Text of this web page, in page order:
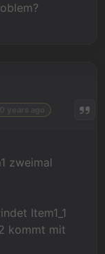
zweimal
Item1_1
kommt mit